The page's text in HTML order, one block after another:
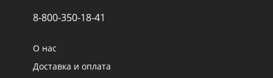
8-800-350-18-41
О нас
Доставка и оплата